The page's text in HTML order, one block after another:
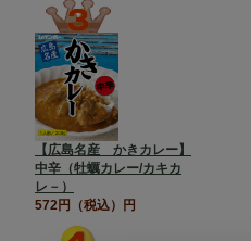
【広島名産 かきカレー】
中辛（牡蠣カレー/カキカ
レ－）
572円（税込）円